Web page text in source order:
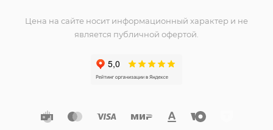
Цена на сайте носит информационный характер и не
является публичной офертой.